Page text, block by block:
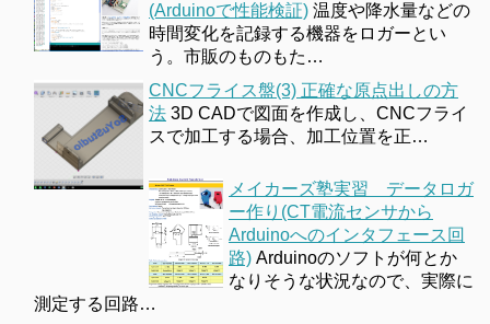
(Arduinoで性能検証) 温度や降水量などの
時間変化を記録する機器をロガーとい
う。市販のものもた…
CNCフライス盤(3) 正確な原点出しの方
法 3D CADで図面を作成し、CNCフライ
スで加工する場合、加工位置を正…
メイカーズ塾実習 データロガ
ー作り(CT電流センサから
Arduinoへのインタフェース回
路) Arduinoのソフトが何とか
なりそうな状況なので、実際に
測定する回路…